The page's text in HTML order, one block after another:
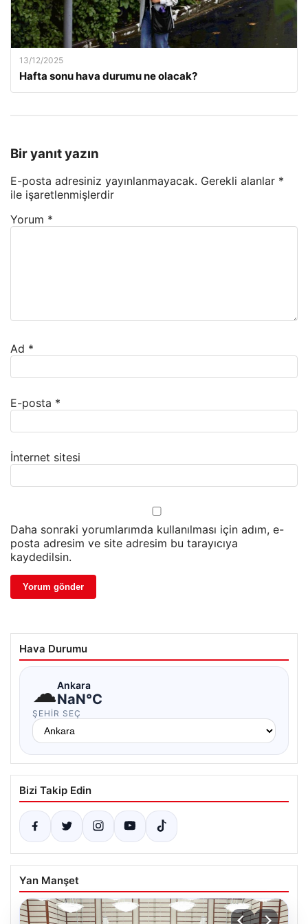
13/12/2025
Hafta sonu hava durumu ne olacak?
Bir yanıt yazın
E-posta adresiniz yayınlanmayacak. Gerekli alanlar *
ile işaretlenmişlerdir
Yorum *
Ad *
E-posta *
İnternet sitesi
Daha sonraki yorumlarımda kullanılması için adım, e-
posta adresim ve site adresim bu tarayıcıya
kaydedilsin.
Hava Durumu
☁Ankara
NaN°C
ŞEHIR SEÇ
Bizi Takip Edin
Yan Manşet